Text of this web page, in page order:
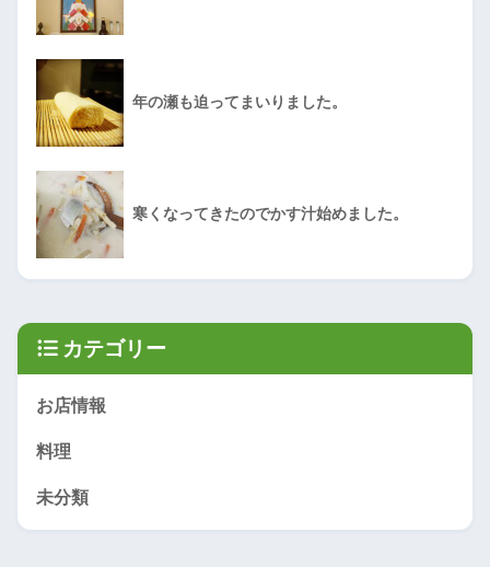
年の瀬も迫ってまいりました。
寒くなってきたのでかす汁始めました。
カテゴリー
お店情報
料理
未分類